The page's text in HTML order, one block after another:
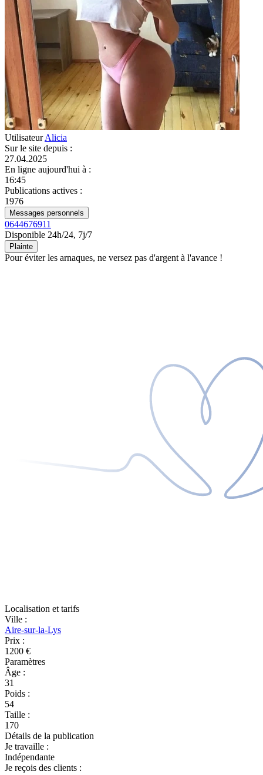
UtilisateurAlicia
Sur le site depuis :
27.04.2025
En ligne aujourd'hui à :
16:45
Publications actives :
1976
Messages personnels
0644676911
Disponible 24h/24, 7j/7
Plainte
Pour éviter les arnaques, ne versez pas d'argent à l'avance !
Localisation et tarifs
Ville :
Aire-sur-la-Lys
Prix :
1200 €
Paramètres
Âge :
31
Poids :
54
Taille :
170
Détails de la publication
Je travaille :
Indépendante
Je reçois des clients :